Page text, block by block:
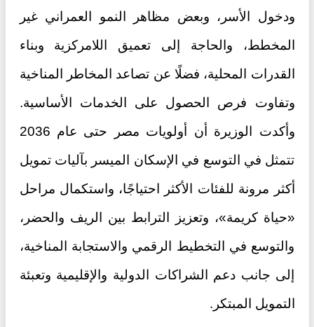
ودخول الأسر، وبعض مظاهر النمو العمراني غير
المخطط، والحاجة إلى تعميق اللامركزية وبناء
القدرات المحلية، فضلًا عن تصاعد المخاطر المناخية
وتفاوت فرص الحصول على الخدمات الأساسية.
وأكدت الوزيرة أن أولويات مصر حتى عام 2036
تتمثل في التوسع في الإسكان الميسر بآليات تمويل
أكثر مرونة للفئات الأكثر احتياجًا، واستكمال مراحل
«حياة كريمة»، وتعزيز الترابط بين الريف والحضر،
والتوسع في التخطيط الرقمي والاستجابة المناخية،
إلى جانب دعم الشراكات الدولية والإقليمية وتعبئة
التمويل المبتكر.